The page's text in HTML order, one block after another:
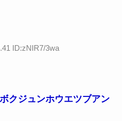
ID:zNIR7/3wa
クジュンホウエツブアン